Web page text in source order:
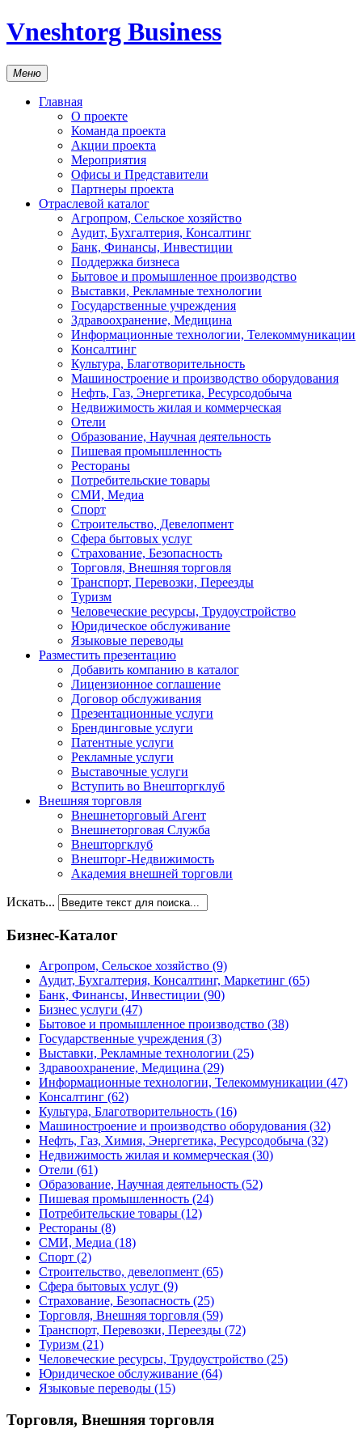
Vneshtorg Business
Меню
Главная
О проекте
Команда проекта
Акции проекта
Мероприятия
Офисы и Представители
Партнеры проекта
Отраслевой каталог
Агропром, Сельское хозяйство
Аудит, Бухгалтерия, Консалтинг
Банк, Финансы, Инвестиции
Поддержка бизнеса
Бытовое и промышленное производство
Выставки, Рекламные технологии
Государственные учреждения
Здравоохранение, Медицина
Информационные технологии, Телекоммуникации
Консалтинг
Культура, Благотворительность
Машиностроение и производство оборудования
Нефть, Газ, Энергетика, Ресурсодобыча
Недвижимость жилая и коммерческая
Отели
Образование, Научная деятельность
Пишевая промышленность
Рестораны
Потребительские товары
СМИ, Медиа
Спорт
Строительство, Девелопмент
Сфера бытовых услуг
Страхование, Безопасность
Торговля, Внешняя торговля
Транспорт, Перевозки, Переезды
Туризм
Человеческие ресурсы, Трудоустройство
Юридическое обслуживание
Языковые переводы
Разместить презентацию
Добавить компанию в каталог
Лицензионное соглашение
Договор обслуживания
Презентационные услуги
Брендинговые услуги
Патентные услуги
Рекламные услуги
Выставочные услуги
Вступить во Внешторгклуб
Внешняя торговля
Внешнеторговый Агент
Внешнеторговая Служба
Внешторгклуб
Внешторг-Недвижимость
Академия внешней торговли
Искать...
Бизнес-Каталог
Агропром, Сельское хозяйство (9)
Аудит, Бухгалтерия, Консалтинг, Маркетинг (65)
Банк, Финансы, Инвестиции (90)
Бизнес услуги (47)
Бытовое и промышленное производство (38)
Государственные учреждения (3)
Выставки, Рекламные технологии (25)
Здравоохранение, Медицина (29)
Информационные технологии, Телекоммуникации (47)
Консалтинг (62)
Культура, Благотворительность (16)
Машиностроение и производство оборудования (32)
Нефть, Газ, Химия, Энергетика, Ресурсодобыча (32)
Недвижимость жилая и коммерческая (30)
Отели (61)
Образование, Научная деятельность (52)
Пишевая промышленность (24)
Потребительские товары (12)
Рестораны (8)
СМИ, Медиа (18)
Спорт (2)
Строительство, девелопмент (65)
Сфера бытовых услуг (9)
Страхование, Безопасность (25)
Торговля, Внешняя торговля (59)
Транспорт, Перевозки, Переезды (72)
Туризм (21)
Человеческие ресурсы, Трудоустройство (25)
Юридическое обслуживание (64)
Языковые переводы (15)
Торговля, Внешняя торговля